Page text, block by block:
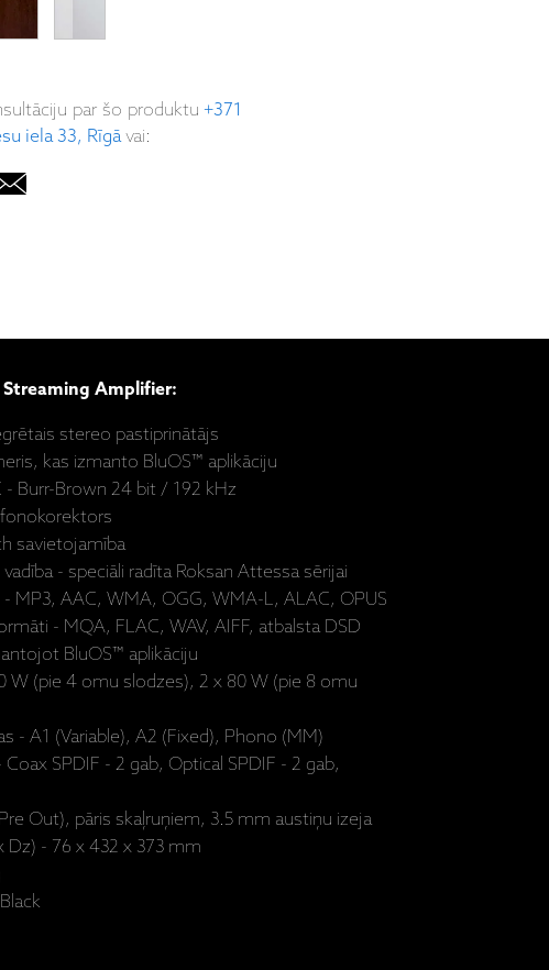
par šo produktu+371
iela 33, Rīgāvai:
Amplifier:
stereo pastiprinātājs
kas izmanto BluOS™ aplikāciju
- Burr-Brown 24 bit / 192 kHz
savietojamība
- speciāli radīta Roksan Attessa sērijai
MP3, AAC, WMA, OGG, WMA-L, ALAC, OPUS
- MQA, FLAC, WAV, AIFF, atbalsta DSD
BluOS™ aplikāciju
W (pie 4 omu slodzes), 2 x 80 W (pie 8 omu
- A1 (Variable), A2 (Fixed), Phono (MM)
Coax SPDIF - 2 gab, Optical SPDIF - 2 gab,
Out), pāris skaļruņiem, 3.5 mm austiņu izeja
Dz) - 76 x 432 x 373 mm